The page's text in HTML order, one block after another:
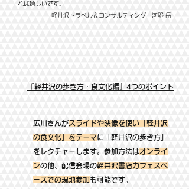
れば嬉しいです。
​軽井沢トラベル＆コンサルティング 河野 岳
​『軽井沢の歩き方・食文化編』4つのポイント
広川さんがスライドや映像を使い「軽井沢
の食文化」をテーマに「軽井沢の歩き方」
をレクチャーします。参加方法はオンライ
ンの他、配信会場の軽井沢書店カフェスペ
ースでの現地参加も可能です。